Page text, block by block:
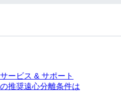
サービス & サポート
の推奨遠心分離条件は